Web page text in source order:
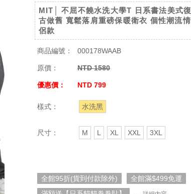
MIT│ 不屈不饒水洗大學T 日系書法美式復
古做舊 寬鬆落肩重磅保暖衛衣 個性潮流情
侶款
商品編號： 000178WAAB
原價： NTD 1580
優惠價： NTD 799
樣式： 水洗黑
尺寸： M L XL XXL 3XL
全館95折(貨到付款除外)
全館滿$499免運